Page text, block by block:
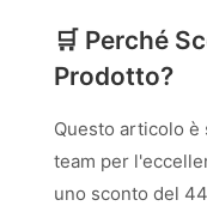
🛒 Perché
Prodotto?
Questo articolo è
team per
uno sconto del